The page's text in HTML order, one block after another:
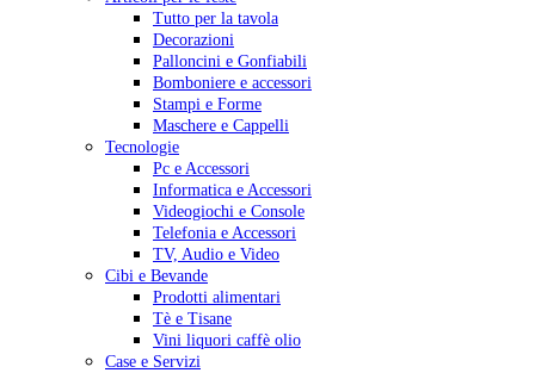
Tutto per la tavola
Decorazioni
Palloncini e Gonfiabili
Bomboniere e accessori
Stampi e Forme
Maschere e Cappelli
Tecnologie
Pc e Accessori
Informatica e Accessori
Videogiochi e Console
Telefonia e Accessori
TV, Audio e Video
Cibi e Bevande
Prodotti alimentari
Tè e Tisane
Vini liquori caffè olio
Case e Servizi